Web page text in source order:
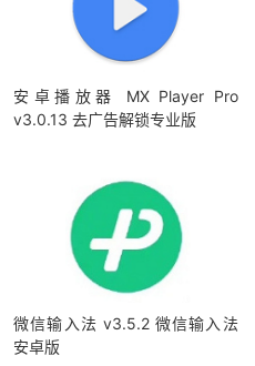
安卓播放器 MX Player Pro
v3.0.13 去广告解锁专业版
微信输入法 v3.5.2 微信输入法
安卓版